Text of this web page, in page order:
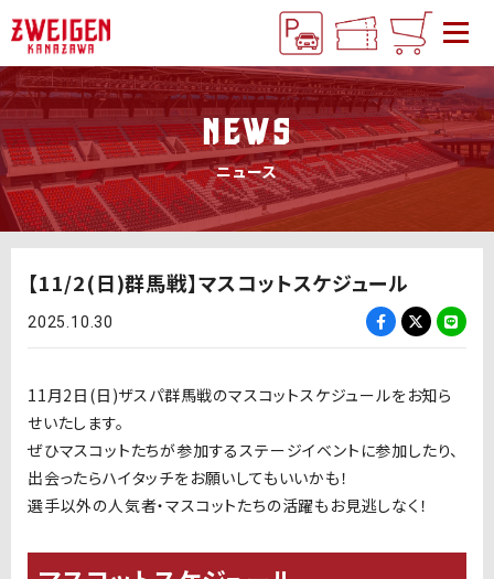
NEWS
ニュース
【11/2(日)群馬戦】マスコットスケジュール
2025.10.30
11月2日(日)ザスパ群馬戦のマスコットスケジュールをお知ら
せいたします。
ぜひマスコットたちが参加するステージイベントに参加したり、
出会ったらハイタッチをお願いしてもいいかも！
選手以外の人気者・マスコットたちの活躍もお見逃しなく！